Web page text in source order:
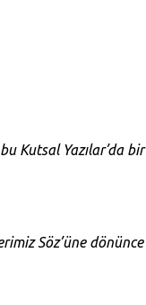
Kutsal Yazılar’da bir
Söz’üne dönünce